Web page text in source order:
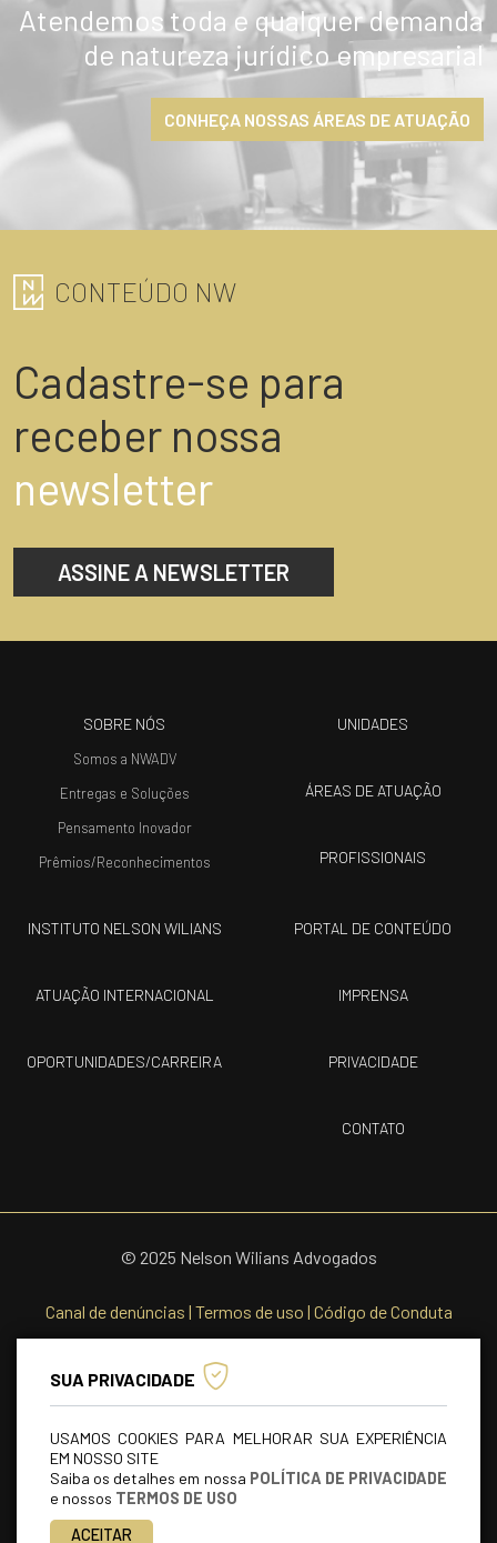
Atendemos toda e qualquer demanda
de natureza jurídico empresarial
CONHEÇA NOSSAS ÁREAS DE ATUAÇÃO
CONTEÚDO NW
Cadastre-se para
receber nossa
newsletter
ASSINE A NEWSLETTER
SOBRE NÓS
Somos a NWADV
Entregas e Soluções
Pensamento Inovador
Prêmios/Reconhecimentos
UNIDADES
ÁREAS DE ATUAÇÃO
PROFISSIONAIS
INSTITUTO NELSON WILIANS
ATUAÇÃO INTERNACIONAL
OPORTUNIDADES/CARREIRA
PORTAL DE CONTEÚDO
IMPRENSA
PRIVACIDADE
CONTATO
© 2025 Nelson Wilians Advogados
Canal de denúncias | Termos de uso | Código de Conduta
SUA PRIVACIDADE
USAMOS COOKIES PARA MELHORAR SUA EXPERIÊNCIA
EM NOSSO SITE
Saiba os detalhes em nossa POLÍTICA DE PRIVACIDADE
e nossos TERMOS DE USO
ACEITAR